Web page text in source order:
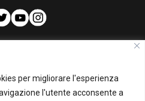
per migliorare l'esperienza
l'utente acconsente a
PUBBLICITA'
tua pubblicità su questo Blog:
pubblicita@beppegrillo.it